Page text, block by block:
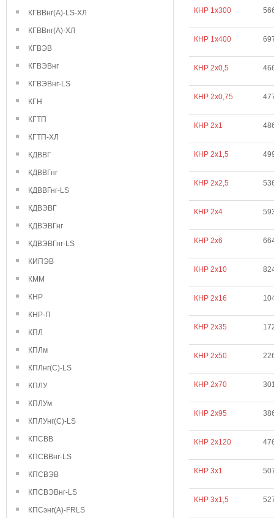
КГВВнг(А)-LS-ХЛ
КГВВнг(А)-ХЛ
КГВЭВ
КГВЭВнг
КГВЭВнг-LS
КГН
КГТП
КГТП-ХЛ
КДВВГ
КДВВГнг
КДВВГнг-LS
КДВЭВГ
КДВЭВГнг
КДВЭВГнг-LS
КИПЭВ
КММ
КНР
КНР-П
КПЛ
КПЛм
КПЛнг(С)-LS
КПЛУ
КПЛУм
КПЛУнг(С)-LS
КПСВВ
КПСВВнг-LS
КПСВЭВ
КПСВЭВнг-LS
КПСэнг(А)-FRLS
КНР 1х300
КНР 1х400
КНР 2х0,5
КНР 2х0,75
КНР 2х1
КНР 2х1,5
КНР 2х2,5
КНР 2х4
КНР 2х6
КНР 2х10
КНР 2х16
КНР 2х35
КНР 2х50
КНР 2х70
КНР 2х95
КНР 2х120
КНР 3х1
КНР 3х1,5